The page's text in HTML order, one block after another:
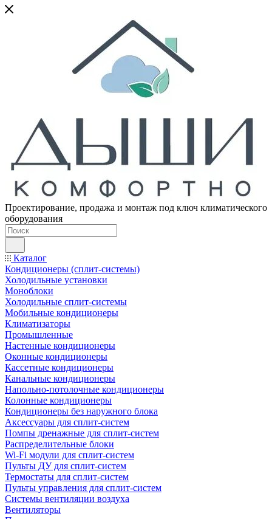
Проектирование, продажа и монтаж под ключ климатического
оборудования
Каталог
Кондиционеры (сплит-системы)
Холодильные установки
Моноблоки
Холодильные сплит-системы
Мобильные кондиционеры
Климатизаторы
Промышленные
Настенные кондиционеры
Оконные кондиционеры
Кассетные кондиционеры
Канальные кондиционеры
Напольно-потолочные кондиционеры
Колонные кондиционеры
Кондиционеры без наружного блока
Аксессуары для сплит-систем
Помпы дренажные для сплит-систем
Распределительные блоки
Wi-Fi модули для сплит-систем
Пульты ДУ для сплит-систем
Термостаты для сплит-систем
Пульты управления для сплит-систем
Системы вентиляции воздуха
Вентиляторы